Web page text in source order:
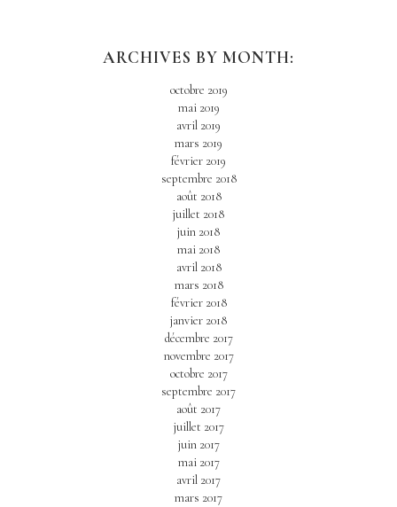
ARCHIVES BY MONTH:
octobre 2019
mai 2019
avril 2019
mars 2019
février 2019
septembre 2018
août 2018
juillet 2018
juin 2018
mai 2018
avril 2018
mars 2018
février 2018
janvier 2018
décembre 2017
novembre 2017
octobre 2017
septembre 2017
août 2017
juillet 2017
juin 2017
mai 2017
avril 2017
mars 2017